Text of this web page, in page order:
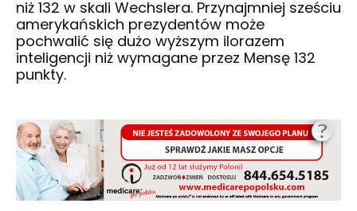
niż 132 w skali Wechslera. Przynajmniej sześciu
amerykańskich prezydentów może
pochwalić się dużo wyższym ilorazem
inteligencji niż wymagane przez Mensę 132
punkty.